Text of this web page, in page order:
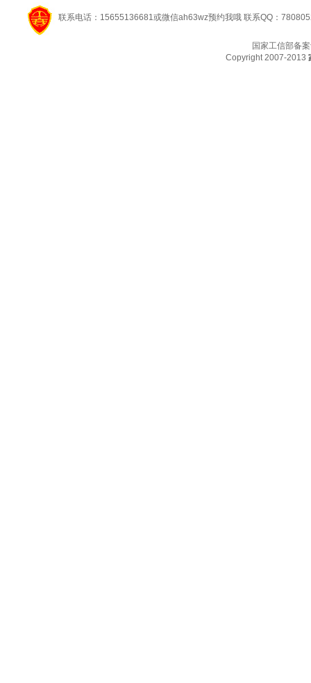
联系电话：15655136681或微信ah63wz预约我哦 联系QQ：
国家工信部备
Copyright 2007-2013